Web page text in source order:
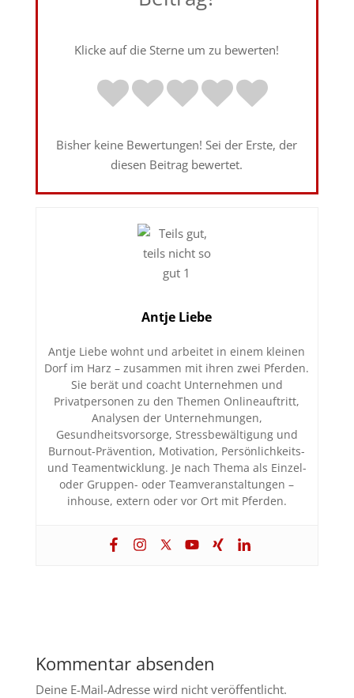
Klicke auf die Sterne um zu bewerten!
Bisher keine Bewertungen! Sei der Erste, der
diesen Beitrag bewertet.
Antje Liebe
Antje Liebe wohnt und arbeitet in einem kleinen
Dorf im Harz – zusammen mit ihren zwei Pferden.
Sie berät und coacht Unternehmen und
Privatpersonen zu den Themen Onlineauftritt,
Analysen der Unternehmungen,
Gesundheitsvorsorge, Stressbewältigung und
Burnout-Prävention, Motivation, Persönlichkeits-
und Teamentwicklung. Je nach Thema als Einzel-
oder Gruppen- oder Teamveranstaltungen –
inhouse, extern oder vor Ort mit Pferden.
Kommentar absenden
Deine E-Mail-Adresse wird nicht veröffentlicht.